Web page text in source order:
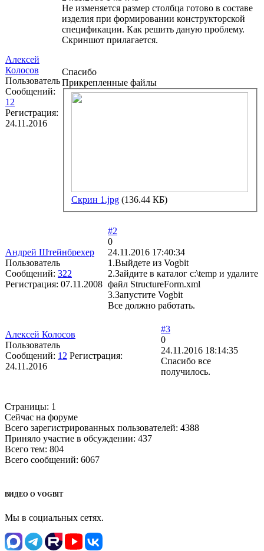
Алексей
Колосов
Пользователь
Сообщений:
12
Регистрация:
24.11.2016
Не изменяется размер столбца готово в составе
изделия при формировании конструкторской
спецификации. Как решить даную проблему.
Скриншот прилагается.
Спасибо
Прикрепленные файлы
Скрин 1.jpg (136.44 КБ)
Андрей Штейнбрехер
Пользователь
Сообщений: 322
Регистрация: 07.11.2008
#2
0
24.11.2016 17:40:34
1.Выйдете из Vogbit
2.Зайдите в каталог c:\temp и удалите
файл StructureForm.xml
3.Запустите Vogbit
Все должно работать.
Алексей Колосов
Пользователь
Сообщений: 12 Регистрация:
24.11.2016
#3
0
24.11.2016 18:14:35
Спасибо все
получилось.
Страницы: 1
Сейчас на форуме
Всего зарегистрированных пользователей: 4388
Приняло участие в обсуждении: 437
Всего тем: 804
Всего сообщений: 6067
ВИДЕО О VOGBIT
Мы в социальных сетях.